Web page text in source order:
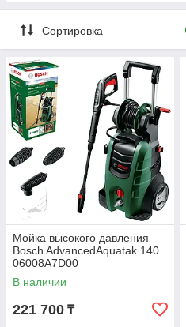
Сортировка
Мойка высокого давления
Bosch AdvancedAquatak 140
06008A7D00
В наличии
221 700 ₸